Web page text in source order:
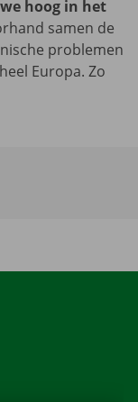
hoog in het
samen de
problemen
Europa. Zo